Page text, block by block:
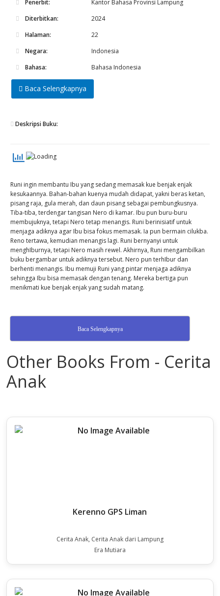
Penerbit:
Kantor Bahasa Provinsi Lampung
Diterbitkan:
2024
Halaman:
22
Negara:
Indonesia
Bahasa:
Bahasa Indonesia
Baca Selengkapnya
Deskripsi Buku:
Runi ingin membantu Ibu yang sedang memasak kue benjak enjak
kesukaannya. Bahan-bahan kuenya mudah didapat, yakni beras ketan,
pisang raja, gula merah, dan daun pisang sebagai pembungkusnya.
Tiba-tiba, terdengar tangisan Nero di kamar. Ibu pun buru-buru
membujuknya, tetapi Nero tetap menangis. Runi berinisiatif untuk
menjaga adiknya agar Ibu bisa fokus memasak. Ia pun bermain cilukba.
Reno tertawa, kemudian menangis lagi. Runi bernyanyi untuk
menghIburnya, tetapi Nero masih rewel. Akhirnya, Runi mengambilkan
buku bergambar untuk adiknya tersebut. Nero pun terhIbur dan
berhenti menangis. Ibu memuji Runi yang pintar menjaga adiknya
sehingga Ibu bisa memasak dengan tenang. Mereka bertiga pun
menikmati kue benjak enjak yang sudah matang.
Baca Selengkapnya
Other Books From - Cerita
Anak
Kerenno GPS Liman
Cerita Anak, Cerita Anak dari Lampung
Era Mutiara